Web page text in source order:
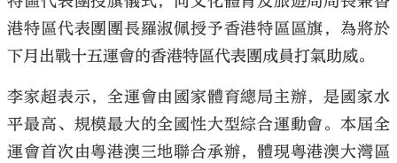
港特區代表團團長羅淑佩授予香港特區區旗，為將於
下月出戰十五運會的香港特區代表團成員打氣助威。
李家超表示，全運會由國家體育總局主辦，是國家水
平最高、規模最大的全國性大型綜合運動會。本屆全
運會首次由粵港澳三地聯合承辦，體現粵港澳大灣區